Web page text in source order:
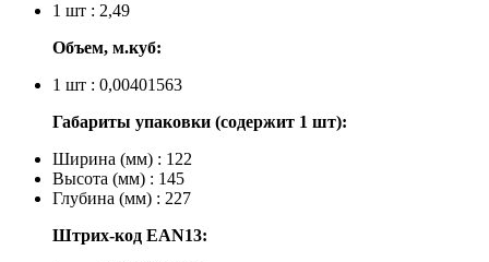
1 шт : 2,49
Объем, м.куб:
1 шт : 0,00401563
Габариты упаковки (содержит 1 шт):
Ширина (мм) : 122
Высота (мм) : 145
Глубина (мм) : 227
Штрих-код EAN13: